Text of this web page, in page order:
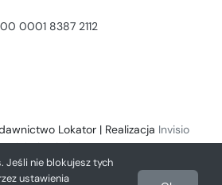
0001 8387 2112
Lokator | Realizacja Invisio
Digital Solutions
Jeśli nie blokujesz tych
ustawienia